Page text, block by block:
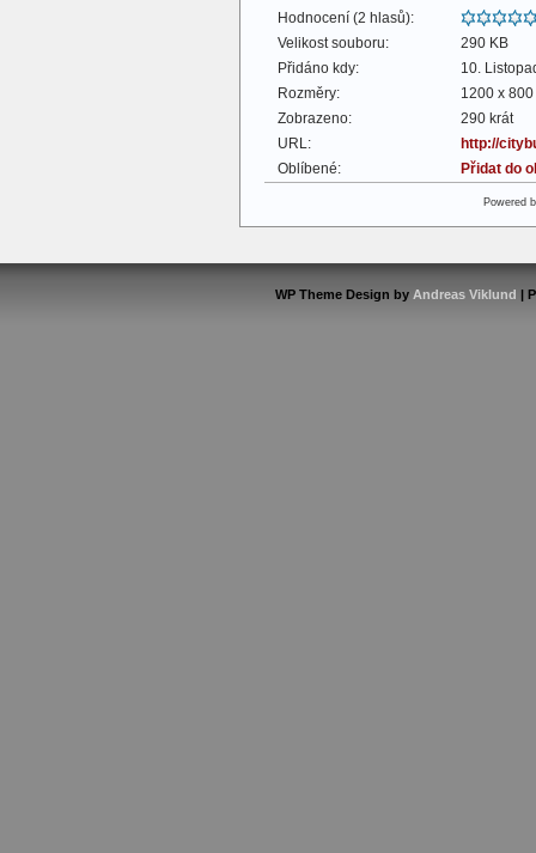
Hodnocení (2 hlasů):
Velikost souboru:
290 KB
Přidáno kdy:
10.
Rozměry:
1200 x
Zobrazeno:
290 krát
URL:
http://
Oblíbené:
Přidat do
Powered
WP Theme Design by Andreas Viklund |